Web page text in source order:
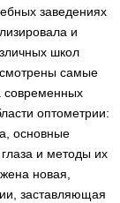
заведениях
и
школ
самые
современных
оптометрии:
основные
и методы их
новая,
заставляющая